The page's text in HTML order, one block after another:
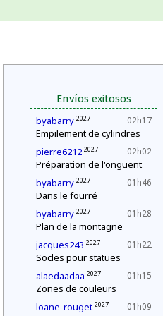
Envíos exitosos
02h17
byabarry 2027
Empilement de cylindres
02h02
pierre6212 2027
Préparation de l'onguent
01h46
byabarry 2027
Dans le fourré
01h28
byabarry 2027
Plan de la montagne
01h22
jacques243 2027
Socles pour statues
01h15
alaedaadaa 2027
Zones de couleurs
01h09
loane-rouget 2027